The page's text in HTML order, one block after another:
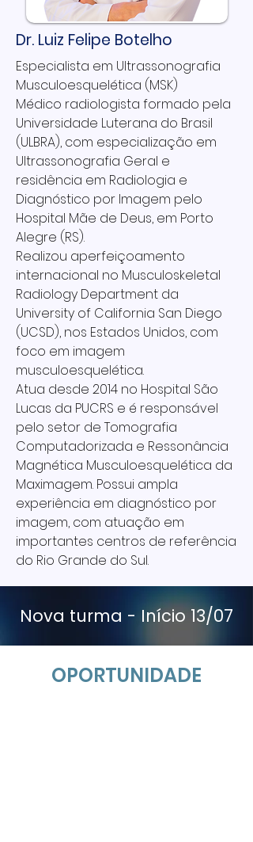
Dr. Luiz Felipe Botelho
Especialista em Ultrassonografia
Musculoesquelética (MSK)
Médico radiologista formado pela
Universidade Luterana do Brasil
(ULBRA), com especialização em
Ultrassonografia Geral e
residência em Radiologia e
Diagnóstico por Imagem pelo
Hospital Mãe de Deus, em Porto
Alegre (RS).
Realizou aperfeiçoamento
internacional no Musculoskeletal
Radiology Department da
University of California San Diego
(UCSD), nos Estados Unidos, com
foco em imagem
musculoesquelética.
Atua desde 2014 no Hospital São
Lucas da PUCRS e é responsável
pelo setor de Tomografia
Computadorizada e Ressonância
Magnética Musculoesquelética da
Maximagem. Possui ampla
experiência em diagnóstico por
imagem, com atuação em
importantes centros de referência
do Rio Grande do Sul.
Nova turma - Início 13/07
OPORTUNIDADE